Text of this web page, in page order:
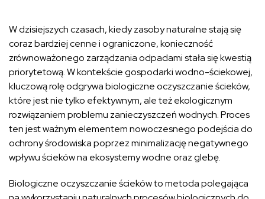
W dzisiejszych czasach, kiedy zasoby naturalne stają się
coraz bardziej cenne i ograniczone, konieczność
zrównoważonego zarządzania odpadami stała się kwestią
priorytetową. W kontekście gospodarki wodno-ściekowej,
kluczową rolę odgrywa biologiczne oczyszczanie ścieków,
które jest nie tylko efektywnym, ale też ekologicznym
rozwiązaniem problemu zanieczyszczeń wodnych. Proces
ten jest ważnym elementem nowoczesnego podejścia do
ochrony środowiska poprzez minimalizację negatywnego
wpływu ścieków na ekosystemy wodne oraz glebę.
Biologiczne oczyszczanie ścieków to metoda polegająca